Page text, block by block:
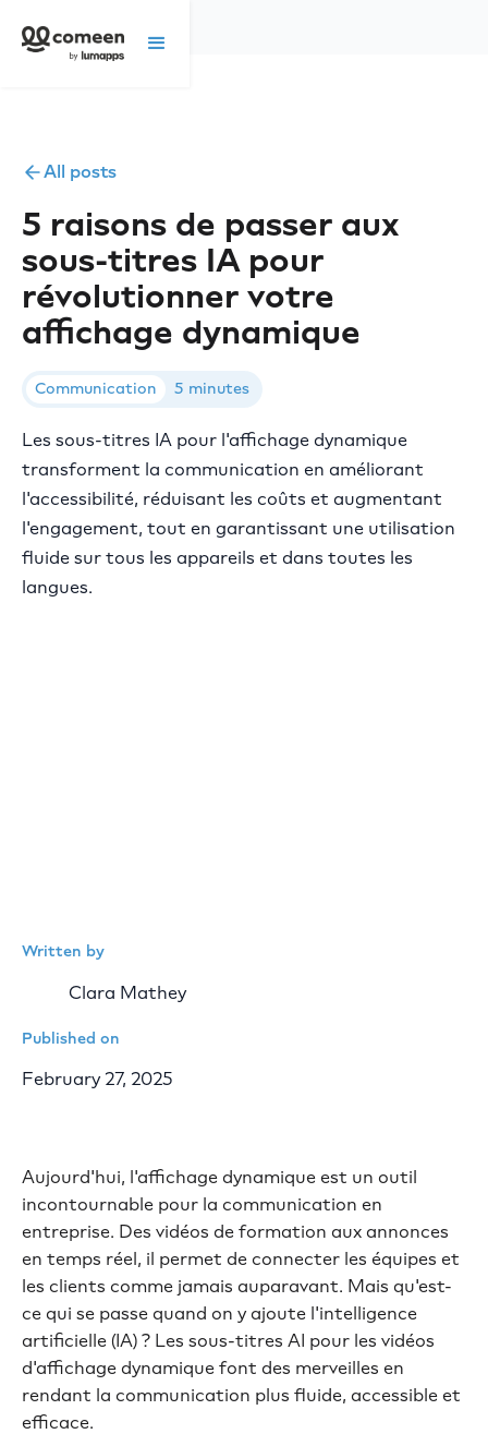
All posts
5 raisons de passer aux
sous-titres IA pour
révolutionner votre
affichage dynamique
Communication 5 minutes
Les sous-titres IA pour l'affichage dynamique
transforment la communication en améliorant
l'accessibilité, réduisant les coûts et augmentant
l'engagement, tout en garantissant une utilisation
fluide sur tous les appareils et dans toutes les
langues.
Written by
Clara Mathey
Published on
February 27, 2025
Aujourd'hui, l'affichage dynamique est un outil
incontournable pour la communication en
entreprise. Des vidéos de formation aux annonces
en temps réel, il permet de connecter les équipes et
les clients comme jamais auparavant. Mais qu'est-
ce qui se passe quand on y ajoute l'intelligence
artificielle (IA) ? Les sous-titres AI pour les vidéos
d'affichage dynamique font des merveilles en
rendant la communication plus fluide, accessible et
efficace.